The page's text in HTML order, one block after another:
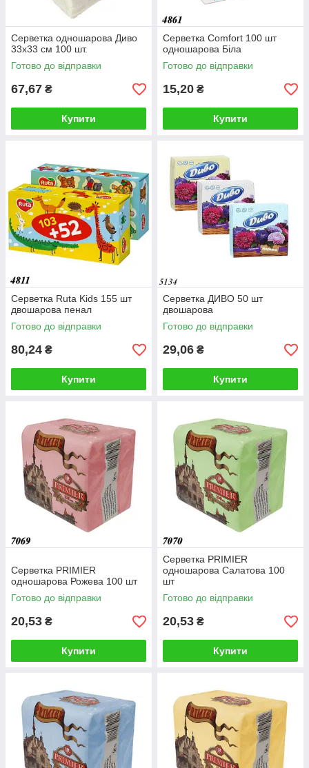
Серветка одношарова Диво
33х33 см 100 шт.
Готово до відправки
67,67 ₴
Купити
Серветка Comfort 100 шт
одношарова Біла
Готово до відправки
15,20 ₴
Купити
Серветка Ruta Kids 155 шт
двошарова пенал
Готово до відправки
80,24 ₴
Купити
Серветка ДИВО 50 шт
двошарова
Готово до відправки
29,06 ₴
Купити
Серветка PRIMIER
одношарова Рожева 100 шт
Готово до відправки
20,53 ₴
Купити
Серветка PRIMIER
одношарова Салатова 100
шт
Готово до відправки
20,53 ₴
Купити